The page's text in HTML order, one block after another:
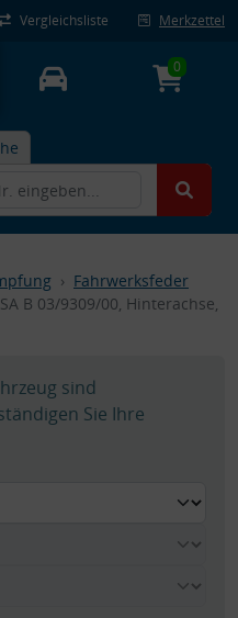
Vergleichsliste Merkzettel
0
Fahrwerksfeder
B 03/9309/00, Hinterachse,
sind
Sie Ihre